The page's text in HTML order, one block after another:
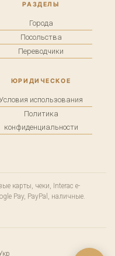
РАЗДЕЛЫ
Города
Посольства
Переводчики
ЮРИДИЧЕСКОЕ
использования
Политика
конфиденциальности
карты, чеки, Interac e-
Pay, PayPal, наличные.